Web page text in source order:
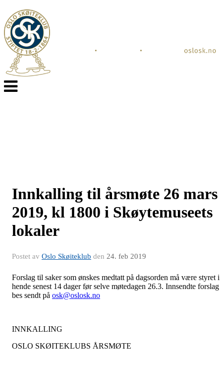
Veksle
navigasjon
Innkalling til årsmøte 26 mars
2019, kl 1800 i Skøytemuseets
lokaler
Postet av Oslo Skøiteklub den 24. feb 2019
Forslag til saker som ønskes medtatt på dagsorden må være styret i
hende senest 14 dager før selve møtedagen 26.3. Innsendte forslag
bes sendt på osk@oslosk.no
INNKALLING
OSLO SKØITEKLUBS ÅRSMØTE